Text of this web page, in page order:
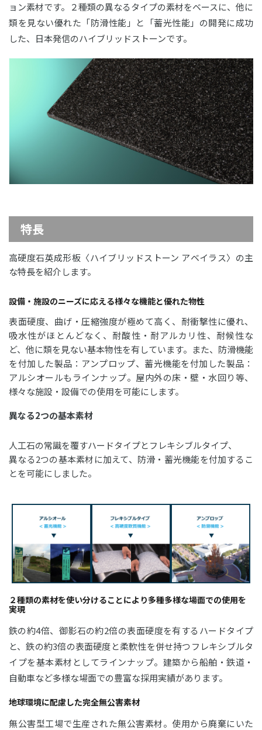
ョン素材です。２種類の異なるタイプの素材をベースに、他に
類を見ない優れた「防滑性能」と「蓄光性能」の開発に成功
した、日本発信のハイブリッドストーンです。
特長
高硬度石英成形板〈ハイブリッドストーン アベイラス〉の主
な特長を紹介します。
設備・施設のニーズに応える様々な機能と優れた物性
表面硬度、曲げ・圧縮強度が極めて高く、耐衝撃性に優れ、
吸水性がほとんどなく、耐酸性・耐アルカリ性、耐候性な
ど、他に類を見ない基本物性を有しています。また、防滑機能
を付加した製品：アンプロップ、蓄光機能を付加した製品：
アルシオールもラインナップ。屋内外の床・壁・水回り等、
様々な施設・設備での使用を可能にします。
異なる2つの基本素材
人工石の常識を覆すハードタイプとフレキシブルタイプ、
異なる2つの基本素材に加えて、防滑・蓄光機能を付加するこ
とを可能にしました。
２種類の素材を使い分けることにより多種多様な場面での使用を
実現
鉄の約4倍、御影石の約2倍の表面硬度を有するハードタイプ
と、鉄の約3倍の表面硬度と柔軟性を併せ持つフレキシブルタ
イプを基本素材としてラインナップ。建築から船舶・鉄道・
自動車など多様な場面での豊富な採用実績があります。
地球環境に配慮した完全無公害素材
無公害型工場で生産された無公害素材。使用から廃棄にいた